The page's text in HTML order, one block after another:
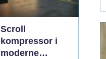
Scroll
kompressor i
moderne